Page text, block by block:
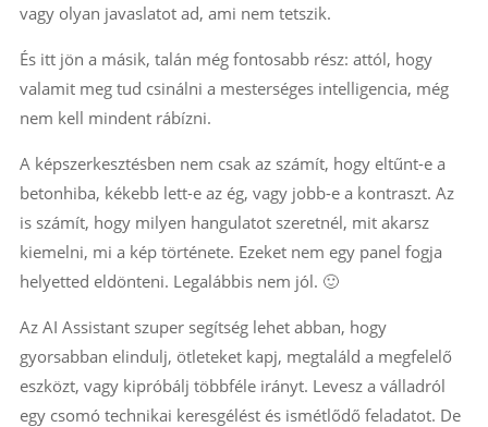
vagy olyan javaslatot ad, ami nem tetszik.
És itt jön a másik, talán még fontosabb rész: attól, hogy
valamit meg tud csinálni a mesterséges intelligencia, még
nem kell mindent rábízni.
A képszerkesztésben nem csak az számít, hogy eltűnt-e a
betonhiba, kékebb lett-e az ég, vagy jobb-e a kontraszt. Az
is számít, hogy milyen hangulatot szeretnél, mit akarsz
kiemelni, mi a kép története. Ezeket nem egy panel fogja
helyetted eldönteni. Legalábbis nem jól. 🙂
Az AI Assistant szuper segítség lehet abban, hogy
gyorsabban elindulj, ötleteket kapj, megtaláld a megfelelő
eszközt, vagy kipróbálj többféle irányt. Levesz a válladról
egy csomó technikai keresgélést és ismétlődő feladatot. De